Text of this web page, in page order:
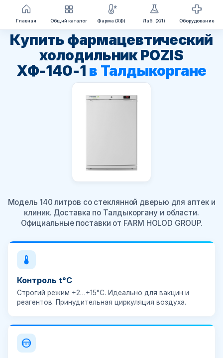
Перейти
содержимому
Купить фармацевтический
холодильник POZIS
ХФ-140-1 в Талдыкоргане
Модель 140 литров со стеклянной дверью для аптек и
клиник. Доставка по Талдыкоргану и области.
Официальные поставки от FARM HOLOD GROUP.
Контроль t°C
Строгий режим +2…+15°C. Идеально для вакцин и
реагентов. Принудительная циркуляция воздуха.
Главная Общий каталог Фарма (ХФ) Лаб. (ХЛ) Оборудование